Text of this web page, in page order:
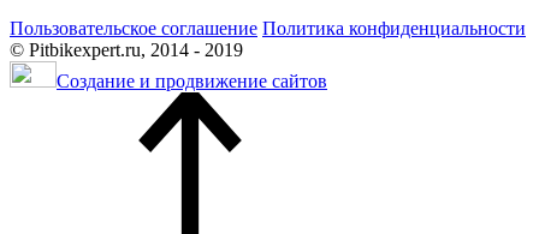
Пользовательское соглашение Политика конфиденциальности
© Pitbikexpert.ru, 2014 - 2019
Создание и продвижение сайтов